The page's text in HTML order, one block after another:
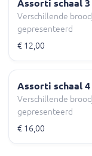
Assorti schaal
Verschillende
gepresenteerd
€ 12,00
Assorti schaal
Verschillende
gepresenteerd
€ 16,00